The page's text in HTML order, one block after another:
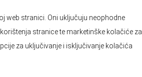
sam i prihvaćampravila privatnosti
web stranici. Oni uključuju neophodne
stranice te marketinške kolačiće za
za uključivanje i isključivanje kolačića